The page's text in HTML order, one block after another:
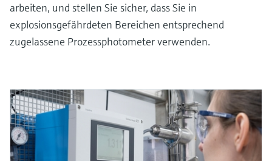
arbeiten, und stellen Sie sicher, dass Sie in
explosionsgefährdeten Bereichen entsprechend
zugelassene Prozessphotometer verwenden.